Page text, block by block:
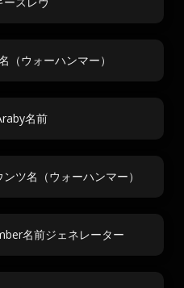
（ウォーハンマー）
名前
ツ名（ウォーハンマー）
名前ジェネレーター